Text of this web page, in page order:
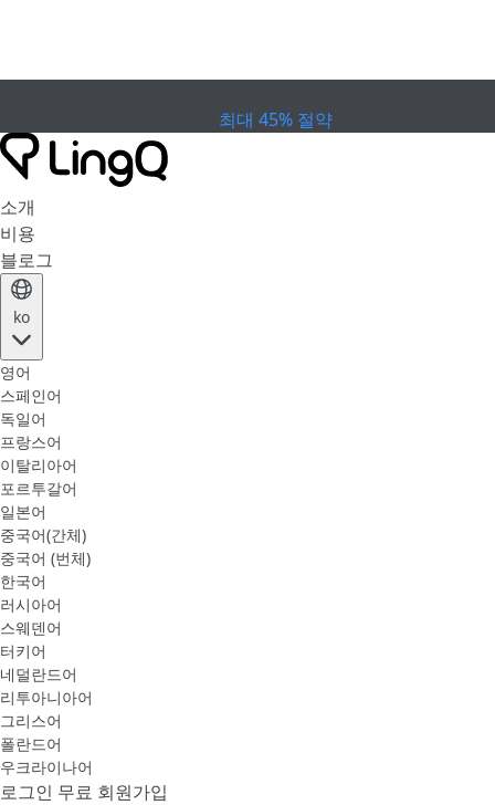
최대 45% 절약
소개
비용
블로그
ko
영어
스페인어
독일어
프랑스어
이탈리아어
포르투갈어
일본어
중국어(간체)
중국어 (번체)
한국어
러시아어
스웨덴어
터키어
네덜란드어
리투아니아어
그리스어
폴란드어
우크라이나어
로그인 무료 회원가입